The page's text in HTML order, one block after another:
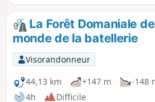
urbains riches en patrimoine.
La Forêt Domaniale
monde de la batellerie
Visorandonneur
44,13 km
+147 m
-148
4h
Difficile